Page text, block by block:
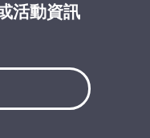
活動資訊